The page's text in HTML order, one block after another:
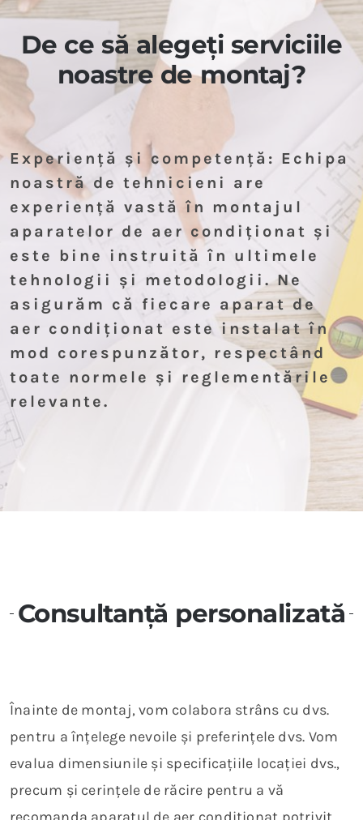
De ce să alegeți serviciile
noastre de montaj?
Experiență și competență: Echipa
noastră de tehnicieni are
experiență vastă în montajul
aparatelor de aer condiționat și
este bine instruită în ultimele
tehnologii și metodologii. Ne
asigurăm că fiecare aparat de
aer condiționat este instalat în
mod corespunzător, respectând
toate normele și reglementările
relevante.
Consultanță personalizată
Înainte de montaj, vom colabora strâns cu dvs.
pentru a înțelege nevoile și preferințele dvs. Vom
evalua dimensiunile și specificațiile locației dvs.,
precum și cerințele de răcire pentru a vă